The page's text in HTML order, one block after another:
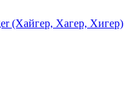
(Хайгер, Хагер, Хигер)